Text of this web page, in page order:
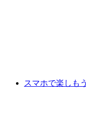
スマホで楽しもう